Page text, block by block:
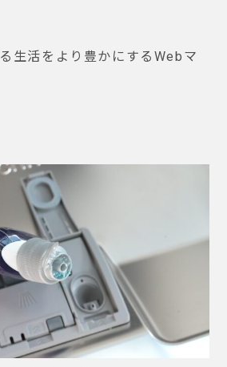
生活をより豊かにするWebマ